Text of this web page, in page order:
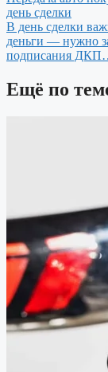
день сделки
В день сделки
деньги — нужно
подписания
Ещё по